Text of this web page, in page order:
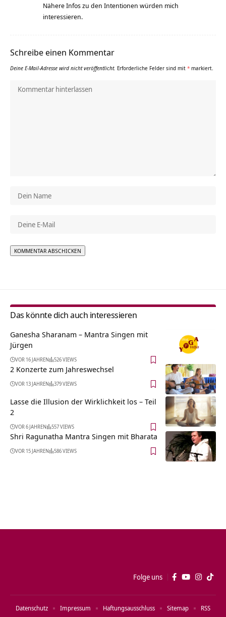
Nähere Infos zu den Intentionen würden mich
interessieren.
Schreibe einen Kommentar
Deine E-Mail-Adresse wird nicht veröffentlicht. Erforderliche Felder sind mit * markiert.
Das könnte dich auch interessieren
Ganesha Sharanam – Mantra Singen mit
Jürgen
VOR 16 JAHREN 526 VIEWS
2 Konzerte zum Jahreswechsel
VOR 13 JAHREN 379 VIEWS
Lasse die Illusion der Wirklichkeit los – Teil
2
VOR 6 JAHREN 557 VIEWS
Shri Ragunatha Mantra Singen mit Bharata
VOR 15 JAHREN 586 VIEWS
Folge uns
Datenschutz Impressum Haftungsausschluss Sitemap RSS